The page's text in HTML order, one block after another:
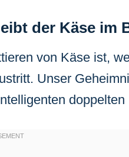
der Käse im
von Käse ist,
Unser